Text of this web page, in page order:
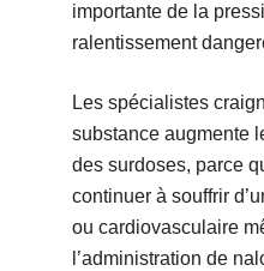
importante de la
ralentissement
Les spécialistes
substance augmente
des surdoses, parce
continuer à souffrir
ou cardiovasculaire
l’administration de